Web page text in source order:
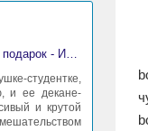
Танец желаний. Дракон в подарок - Ирина Алексеева
студентке,
и ее декане-
и крутой